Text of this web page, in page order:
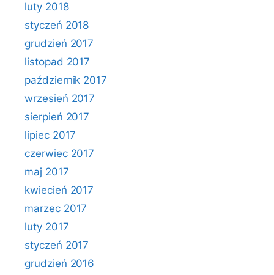
luty 2018
styczeń 2018
grudzień 2017
listopad 2017
październik 2017
wrzesień 2017
sierpień 2017
lipiec 2017
czerwiec 2017
maj 2017
kwiecień 2017
marzec 2017
luty 2017
styczeń 2017
grudzień 2016